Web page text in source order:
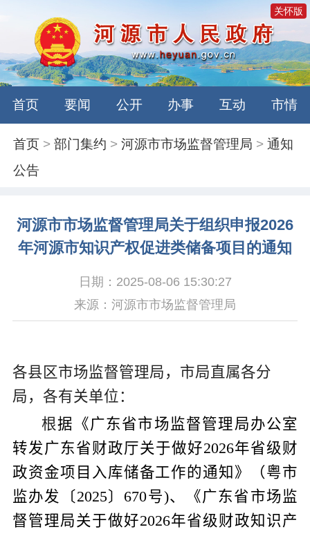
关怀版
首页 要闻 公开 办事 互动 市情
首页 >部门集约 >河源市市场监督管理局 >通知
公告
河源市市场监督管理局关于组织申报2026
年河源市知识产权促进类储备项目的通知
日期：2025-08-06 15:30:27
来源：河源市市场监督管理局
各县区市场监督管理局，市局直属各分
局，各有关单位：
根据《广东省市场监督管理局办公室
转发广东省财政厅关于做好2026年省级财
政资金项目入库储备工作的通知》（粤市
监办发〔 2025〕 670号)、《广东省市场监
督管理局关于做好2026年省级财政知识产